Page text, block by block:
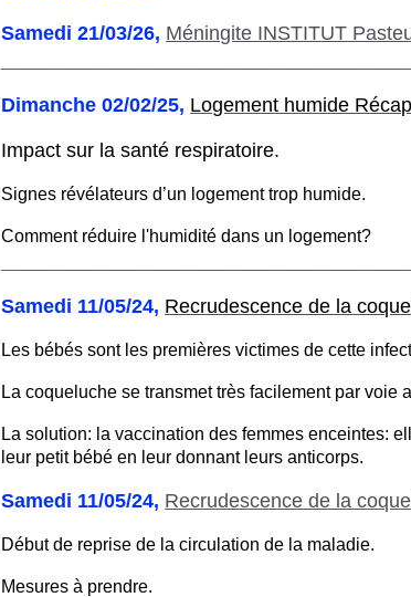
Samedi 21/03/26, Méningite INSTITUT
Dimanche 02/02/25, Logement humide
Impact sur la santé respiratoire.
Signes révélateurs d’un logement trop humide.
Comment réduire l'humidité dans un logement?
Samedi 11/05/24, Recrudescence de la
Les bébés sont les premières victimes de cette
La coqueluche se transmet très facilement par voie
La solution: la vaccination des femmes enceintes:
leur petit bébé en leur donnant leurs anticorps.
Samedi 11/05/24, Recrudescence de la
Début de reprise de la circulation de la maladie.
Mesures à prendre.